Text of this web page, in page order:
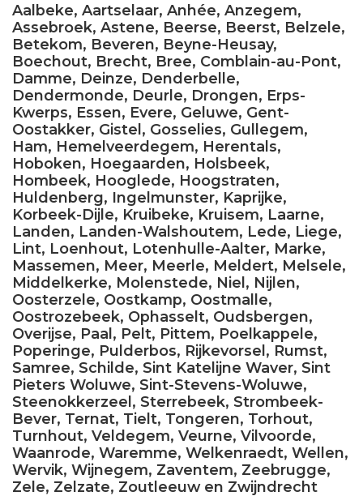
Aalbeke, Aartselaar, Anhée, Anzegem,
Assebroek, Astene, Beerse, Beerst, Belzele,
Betekom, Beveren, Beyne-Heusay,
Boechout, Brecht, Bree, Comblain-au-Pont,
Damme, Deinze, Denderbelle,
Dendermonde, Deurle, Drongen, Erps-
Kwerps, Essen, Evere, Geluwe, Gent-
Oostakker, Gistel, Gosselies, Gullegem,
Ham, Hemelveerdegem, Herentals,
Hoboken, Hoegaarden, Holsbeek,
Hombeek, Hooglede, Hoogstraten,
Huldenberg, Ingelmunster, Kaprijke,
Korbeek-Dijle, Kruibeke, Kruisem, Laarne,
Landen, Landen-Walshoutem, Lede, Liege,
Lint, Loenhout, Lotenhulle-Aalter, Marke,
Massemen, Meer, Meerle, Meldert, Melsele,
Middelkerke, Molenstede, Niel, Nijlen,
Oosterzele, Oostkamp, Oostmalle,
Oostrozebeek, Ophasselt, Oudsbergen,
Overijse, Paal, Pelt, Pittem, Poelkappele,
Poperinge, Pulderbos, Rijkevorsel, Rumst,
Samree, Schilde, Sint Katelijne Waver, Sint
Pieters Woluwe, Sint-Stevens-Woluwe,
Steenokkerzeel, Sterrebeek, Strombeek-
Bever, Ternat, Tielt, Tongeren, Torhout,
Turnhout, Veldegem, Veurne, Vilvoorde,
Waanrode, Waremme, Welkenraedt, Wellen,
Wervik, Wijnegem, Zaventem, Zeebrugge,
Zele, Zelzate, Zoutleeuw en Zwijndrecht